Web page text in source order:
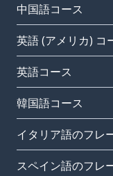
中国語コース
英語 (アメリカ) コ
英語コース
韓国語コース
イタリア語のフレ
スペイン語のフレ